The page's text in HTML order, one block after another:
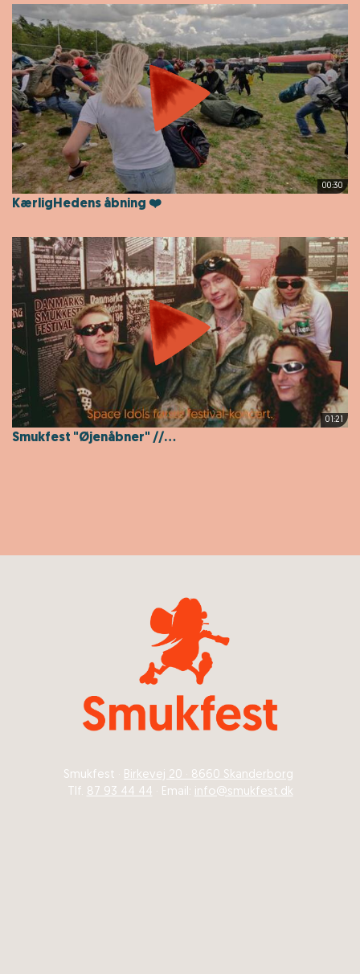
00:30
KærligHedens åbning ❤️
01:21
Smukfest "Øjenåbner" //...
Smukfest · Birkevej 20 · 8660 Skanderborg
Tlf. 87 93 44 44 · Email: info@smukfest.dk